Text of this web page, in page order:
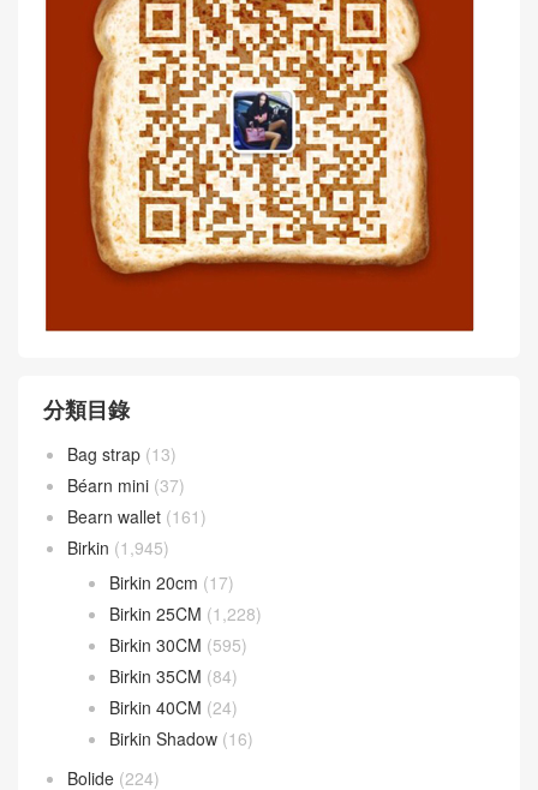
聖羅蘭包包臺灣香港網站 sain
tlaurent YSL LOU 馬特拉塞迷
ysl niki包包辨別真假 ysl官網
包包香港官網 ysl官網包包中
國官網
saintlaurent包包中文官網 聖
羅蘭 YSL 中號KATE MONOG
RAM 流蘇手袋
聖羅蘭臺灣官網 YSL 經典中
號KATE MONOGRAM黑色流
蘇手袋
Article WeChat :